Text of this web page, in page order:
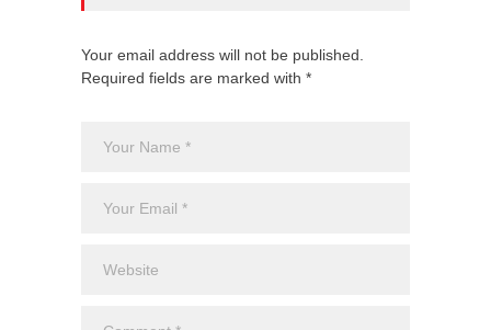
Your email address will not be published.
Required fields are marked with *